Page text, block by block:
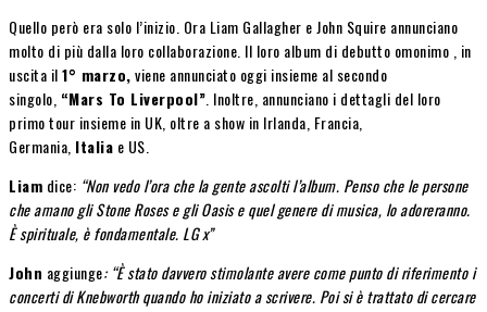
Quello però era solo l’inizio. Ora Liam Gallagher e John Squire annunciano
molto di più dalla loro collaborazione. Il loro album di debutto omonimo , in
uscita il1° marzo,viene annunciato oggi insieme al secondo
singolo, “Mars To Liverpool” . Inoltre, annunciano i dettagli del loro
primo tour insieme in UK, oltre a show in Irlanda, Francia,
Germania, Italia e US.
Liam dice: “Non vedo l’ora che la gente ascolti l’album. Penso che le persone
che amano gli Stone Roses e gli Oasis e quel genere di musica, lo adoreranno.
È spirituale, è fondamentale. LG x”
John aggiunge: “È stato davvero stimolante avere come punto di riferimento i
concerti di Knebworth quando ho iniziato a scrivere. Poi si è trattato di cercare